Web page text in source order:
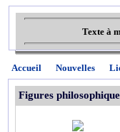
Texte à
Accueil Nouvelles
Figures